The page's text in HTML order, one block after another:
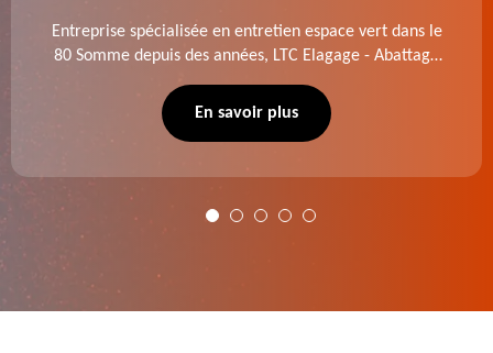
Entreprise spécialisée en entretien espace vert dans le
80 Somme depuis des années, LTC Elagage - Abattage
de dessouchage et autre. Devis offert.
En savoir plus